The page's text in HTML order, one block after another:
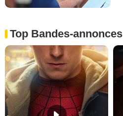
Top Bandes-annonces